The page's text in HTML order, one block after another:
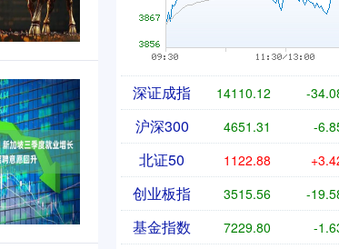
深证成指 14110.12 -
沪深300 4651.31 -
北证50 1122.88
创业板指 3515.56 -
基金指数 7229.80 -